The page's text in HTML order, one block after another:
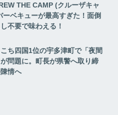
THE CAMP (クルーザキャ
ーベキューが最高すぎた！面倒
不要で味わえる！
こち四国1位の宇多津町で「夜間
問題に。町長が県警へ取り締
情へ